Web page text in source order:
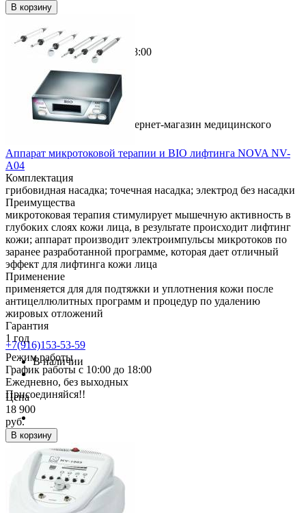
В корзину
Аппарат микротоковой терапии и BIO лифтинга NOVA NV-
A04
Комплектация
грибовидная насадка; точечная насадка; электрод без насадки
Преимущества
микротоковая терапия стимулирует мышечную активность в
глубоких слоях кожи лица, в результате происходит лифтинг
кожи; аппарат производит электроимпульсы микротоков по
заранее разработанной программе, которая дает отличный
эффект для лифтинга кожи лица
Применение
применяется для для подтяжки и уплотнения кожи после
антицеллюлитных программ и процедур по удалению
жировых отложений
Гарантия
1 год
В наличии
Цена
18 900
руб.
В корзину
Режим работы
График работы с 10:00 до 18:00
Ежедневно, без выходных
Адрес в Москве:
ул. Плещеева, д. 12А
метро Бибирево
© 2017 Medic-house.ru - интернет-магазин медицинского
+7(916)153-53-59
Режим работы
График работы с 10:00 до 18:00
Ежедневно, без выходных
Присоединяйся!!